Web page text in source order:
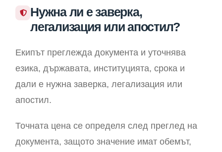
Нужна ли е заверка,
легализация или апостил?
Екипът преглежда документа и уточнява
езика, държавата, институцията, срока и
дали е нужна заверка, легализация или
апостил.
Точната цена се определя след преглед на
документа, защото значение имат обемът,